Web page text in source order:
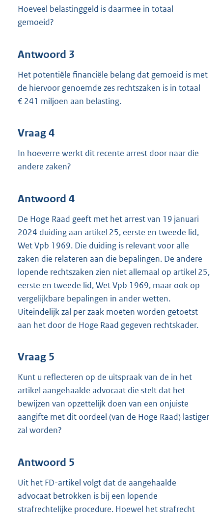
Hoeveel belastinggeld is daarmee in totaal
gemoeid?
Antwoord 3
Het potentiële financiële belang dat gemoeid is met
de hiervoor genoemde zes rechtszaken is in totaal
€ 241 miljoen aan belasting.
Vraag 4
In hoeverre werkt dit recente arrest door naar die
andere zaken?
Antwoord 4
De Hoge Raad geeft met het arrest van 19 januari
2024 duiding aan artikel 25, eerste en tweede lid,
Wet Vpb 1969. Die duiding is relevant voor alle
zaken die relateren aan die bepalingen. De andere
lopende rechtszaken zien niet allemaal op artikel 25,
eerste en tweede lid, Wet Vpb 1969, maar ook op
vergelijkbare bepalingen in ander wetten.
Uiteindelijk zal per zaak moeten worden getoetst
aan het door de Hoge Raad gegeven rechtskader.
Vraag 5
Kunt u reflecteren op de uitspraak van de in het
artikel aangehaalde advocaat die stelt dat het
bewijzen van opzettelijk doen van een onjuiste
aangifte met dit oordeel (van de Hoge Raad) lastiger
zal worden?
Antwoord 5
Uit het FD-artikel volgt dat de aangehaalde
advocaat betrokken is bij een lopende
strafrechtelijke procedure. Hoewel het strafrecht